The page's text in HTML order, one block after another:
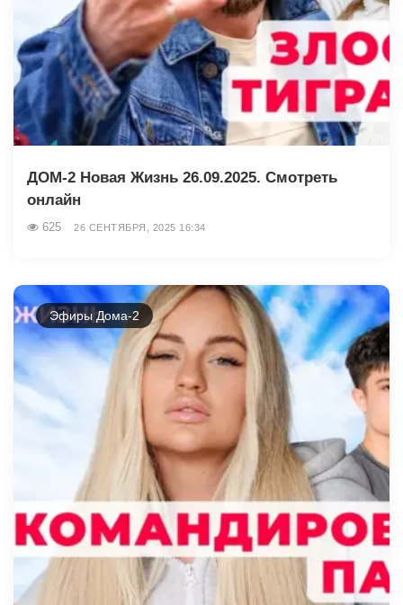
ДОМ-2 Новая Жизнь 26.09.2025. Смотреть
онлайн
625 26 СЕНТЯБРЯ, 2025 16:34
Эфиры Дома-2